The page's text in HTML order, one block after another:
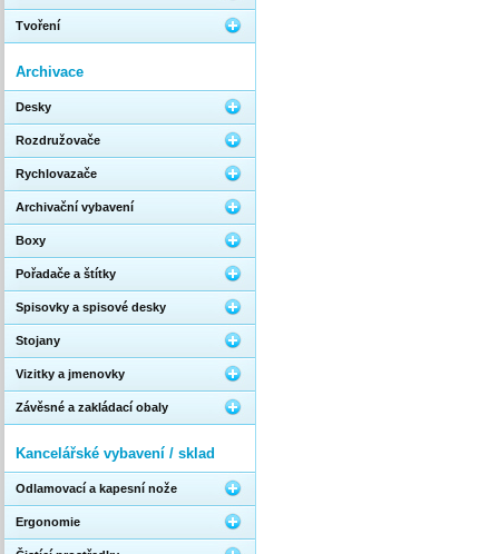
Tvoření
Archivace
Desky
Rozdružovače
Rychlovazače
Archivační vybavení
Boxy
Pořadače a štítky
Spisovky a spisové desky
Stojany
Vizitky a jmenovky
Závěsné a zakládací obaly
Kancelářské vybavení / sklad
Odlamovací a kapesní nože
Ergonomie